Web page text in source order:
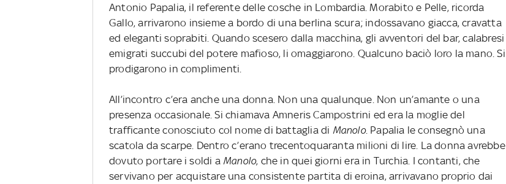
Antonio Papalia, il referente delle cosche in Lombardia. Morabito e Pelle, ricorda
Gallo, arrivarono insieme a bordo di una berlina scura; indossavano giacca, cravatta
ed eleganti soprabiti. Quando scesero dalla macchina, gli avventori del bar, calabresi
emigrati succubi del potere mafioso, li omaggiarono. Qualcuno baciò loro la mano. Si
prodigarono in complimenti.
All’incontro c’era anche una donna. Non una qualunque. Non un’amante o una
presenza occasionale. Si chiamava Amneris Campostrini ed era la moglie del
trafficante conosciuto col nome di battaglia di Manolo. Papalia le consegnò una
scatola da scarpe. Dentro c’erano trecentoquaranta milioni di lire. La donna avrebbe
dovuto portare i soldi a Manolo, che in quei giorni era in Turchia. I contanti, che
servivano per acquistare una consistente partita di eroina, arrivavano proprio dai